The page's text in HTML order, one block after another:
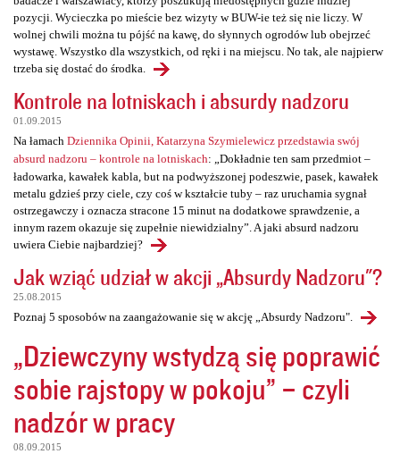
pozycji. Wycieczka po mieście bez wizyty w BUW-ie też się nie liczy. W
wolnej chwili można tu pójść na kawę, do słynnych ogrodów lub obejrzeć
wystawę. Wszystko dla wszystkich, od ręki i na miejscu. No tak, ale najpierw
trzeba się dostać do środka.
Kontrole na lotniskach i absurdy nadzoru
01.09.2015
Na łamach Dziennika Opinii, Katarzyna Szymielewicz przedstawia swój
absurd nadzoru – kontrole na lotniskach: „Dokładnie ten sam przedmiot –
ładowarka, kawałek kabla, but na podwyższonej podeszwie, pasek, kawałek
metalu gdzieś przy ciele, czy coś w kształcie tuby – raz uruchamia sygnał
ostrzegawczy i oznacza stracone 15 minut na dodatkowe sprawdzenie, a
innym razem okazuje się zupełnie niewidzialny”. A jaki absurd nadzoru
uwiera Ciebie najbardziej?
Jak wziąć udział w akcji „Absurdy Nadzoru"?
25.08.2015
Poznaj 5 sposobów na zaangażowanie się w akcję „Absurdy Nadzoru".
„Dziewczyny wstydzą się poprawić
sobie rajstopy w pokoju” – czyli
nadzór w pracy
08.09.2015